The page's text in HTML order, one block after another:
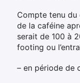
Compte tenu du
de la caféine
serait de 100 à
footing ou
– en période de